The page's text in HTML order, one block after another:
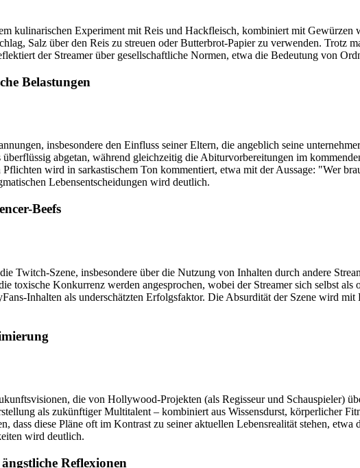
kulinarischen Experiment mit Reis und Hackfleisch, kombiniert mit
Salz über den Reis zu streuen oder Butterbrot-Papier zu verwenden. Trotz
der Streamer über gesellschaftliche Normen, etwa die Bedeutung von
Belastungen
insbesondere den Einfluss seiner Eltern, die angeblich seine
abgetan, während gleichzeitig die Abiturvorbereitungen im
Pflichten wird in sarkastischem Ton kommentiert, etwa mit der Aussage: "Wer
Lebensentscheidungen wird deutlich.
Beefs
Twitch-Szene, insbesondere über die Nutzung von Inhalten durch andere
toxische Konkurrenz werden angesprochen, wobei der Streamer sich selbst
Inhalten als underschätzten Erfolgsfaktor. Die Absurdität der Szene wird
die von Hollywood-Projekten (als Regisseur und Schauspieler)
als zukünftiger Multitalent – kombiniert aus Wissensdurst, körperlicher
dass diese Pläne oft im Kontrast zu seiner aktuellen Lebensrealität stehen,
wird deutlich.
Reflexionen